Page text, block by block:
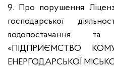
9. Про порушення
господарської
водопостачання
«ПІДПРИЄМСТВО
ЕНЕРГОДАРСЬКОЇ